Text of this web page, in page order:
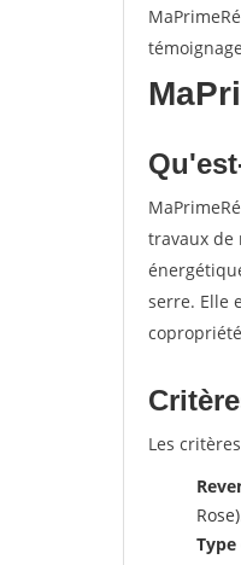
travaux de
serre. Elle
Les